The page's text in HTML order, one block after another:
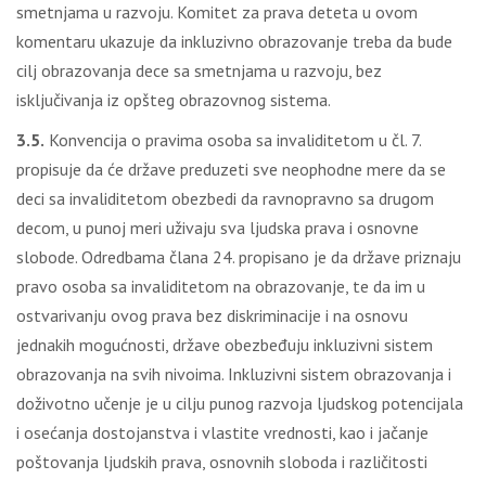
smetnjama u razvoju. Komitet za prava deteta u ovom
komentaru ukazuje da inkluzivno obrazovanje treba da bude
cilj obrazovanja dece sa smetnjama u razvoju, bez
isključivanja iz opšteg obrazovnog sistema.
3.5. Konvencija o pravima osoba sa invaliditetom u čl. 7.
propisuje da će države preduzeti sve neophodne mere da se
deci sa invaliditetom obezbedi da ravnopravno sa drugom
decom, u punoj meri uživaju sva ljudska prava i osnovne
slobode. Odredbama člana 24. propisano je da države priznaju
pravo osoba sa invaliditetom na obrazovanje, te da im u
ostvarivanju ovog prava bez diskriminacije i na osnovu
jednakih mogućnosti, države obezbeđuju inkluzivni sistem
obrazovanja na svih nivoima. Inkluzivni sistem obrazovanja i
doživotno učenje je u cilju punog razvoja ljudskog potencijala
i osećanja dostojanstva i vlastite vrednosti, kao i jačanje
poštovanja ljudskih prava, osnovnih sloboda i različitosti